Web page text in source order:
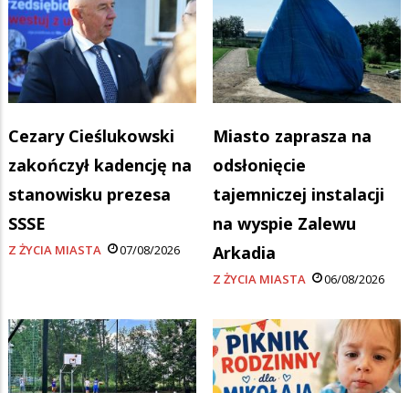
Cezary Cieślukowski
zakończył kadencję na
stanowisku prezesa
SSSE
Z ŻYCIA MIASTA 07/08/2026
Miasto zaprasza na
odsłonięcie
tajemniczej instalacji
na wyspie Zalewu
Arkadia
Z ŻYCIA MIASTA 06/08/2026